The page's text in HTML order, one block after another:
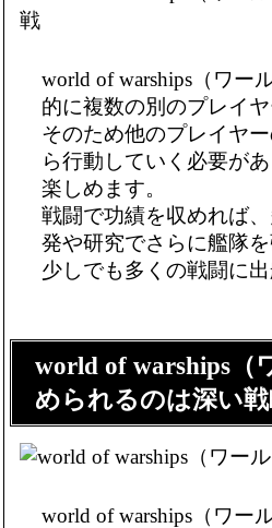
world of warships（ワー
的に複数の別のプレイ
そのため他のプレイヤ
ら行動していく必要が
楽しめます。
戦闘で功績を収めれば
発や研究でさらに艦隊
少しでも多くの戦闘に
world of warships
められるのは深い
world of warships（ワー